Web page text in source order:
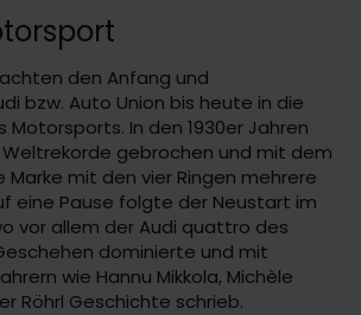
den Anfang und
bzw. Auto Union bis heute in die
Motorsports. In den 1930er Jahren
gebrochen und mit dem
Marke mit den vier Ringen mehrere
eine Pause folgte der Neustart im
vor allem der Audi quattro des
dominierte und mit
wie Hannu Mikkola, Michèle
Röhrl Geschichte schrieb.